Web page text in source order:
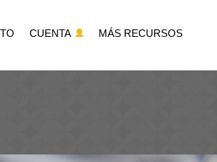
CUENTA MÁS RECURSOS